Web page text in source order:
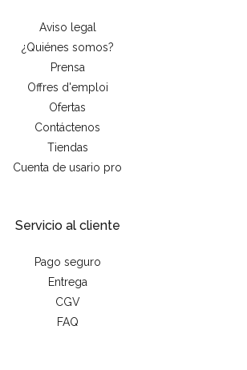
Aviso legal
¿Quiénes somos?
Prensa
Offres d'emploi
Ofertas
Contáctenos
Tiendas
Cuenta de usario pro
Servicio al cliente
Pago seguro
Entrega
CGV
FAQ